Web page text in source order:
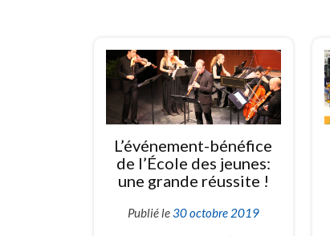
L’événement-bénéfice
de l’École des jeunes:
une grande réussite !
Publié le30 octobre 2019
Navigation
des
articles